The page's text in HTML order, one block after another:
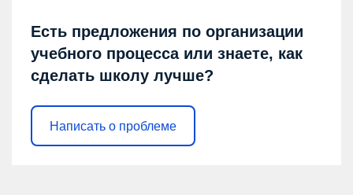
Есть предложения по организации
учебного процесса или знаете, как
сделать школу лучше?
Написать о проблеме